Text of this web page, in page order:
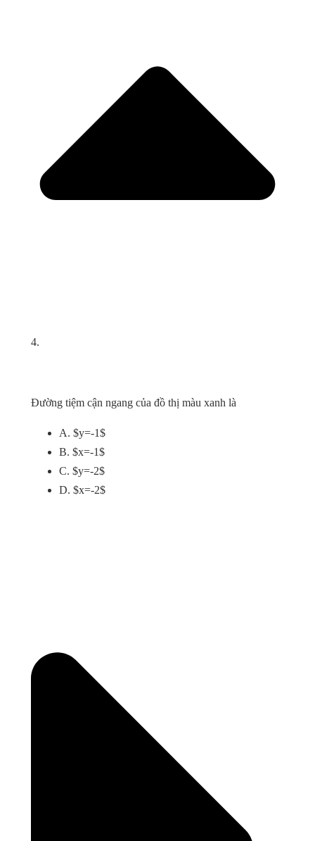
4.
Đường tiệm cận ngang của đồ thị màu xanh là
A. $y=-1$
B. $x=-1$
C. $y=-2$
D. $x=-2$